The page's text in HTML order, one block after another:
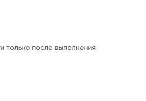
только после выполнения